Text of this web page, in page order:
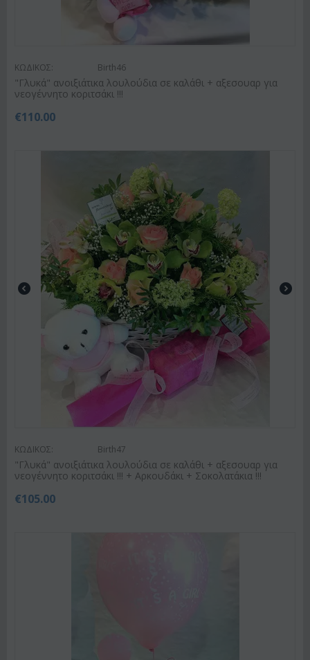
ΚΩΔΙΚΟΣ: Birth46
"Γλυκά" ανοιξιάτικα λουλούδια σε καλάθι + αξεσουαρ για
νεογέννητο κοριτσάκι !!!
€110.00
ΚΩΔΙΚΟΣ: Birth47
"Γλυκά" ανοιξιάτικα λουλούδια σε καλάθι + αξεσουαρ για
νεογέννητο κοριτσάκι !!! + Αρκουδάκι + Σοκολατάκια !!!
€105.00